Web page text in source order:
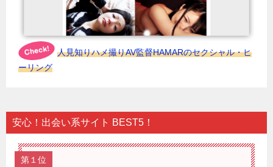
人見知りハメ撮りAV監督HAMARのセクシャル・ヒ
ーリング
安心！出会い系サイト BEST5！
第１位